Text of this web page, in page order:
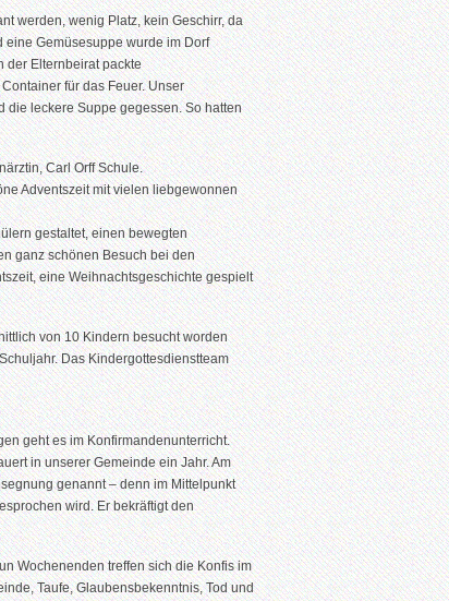
werden, wenig Platz, kein Geschirr, da
Gemüsesuppe wurde im Dorf
der Elternbeirat packte
für das Feuer. Unser
die leckere Suppe gegessen. So hatten
Carl Orff Schule.
Adventszeit mit vielen liebgewonnen
gestaltet, einen bewegten
ganz schönen Besuch bei den
eine Weihnachtsgeschichte gespielt
von 10 Kindern besucht worden
Das Kindergottesdienstteam
geht es im Konfirmandenunterricht.
in unserer Gemeinde ein Jahr. Am
genannt – denn im Mittelpunkt
wird. Er bekräftigt den
Wochenenden treffen sich die Konfis im
Taufe, Glaubensbekenntnis, Tod und